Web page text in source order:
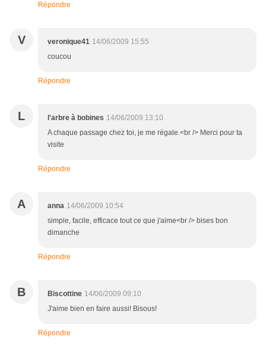
Répondre
V veronique41 14/06/2009 15:55
coucou
Répondre
L l'arbre à bobines 14/06/2009 13:10
A chaque passage chez toi, je me régale.<br /> Merci pour ta
visite
Répondre
A anna 14/06/2009 10:54
simple, facile, efficace tout ce que j'aime<br /> bises bon
dimanche
Répondre
B Biscottine 14/06/2009 09:10
J'aime bien en faire aussi! Bisous!
Répondre